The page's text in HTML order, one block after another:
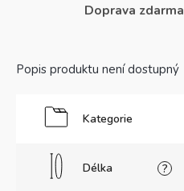
Doprava
Popis produktu není dostupný
Kategorie
?
Délka